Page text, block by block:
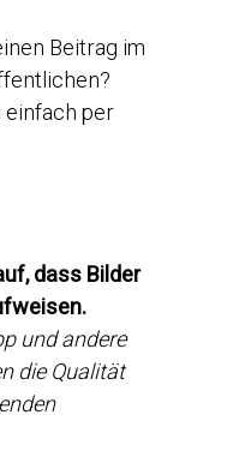
Beitrag im
einfach per
dass Bilder
und andere
die Qualität